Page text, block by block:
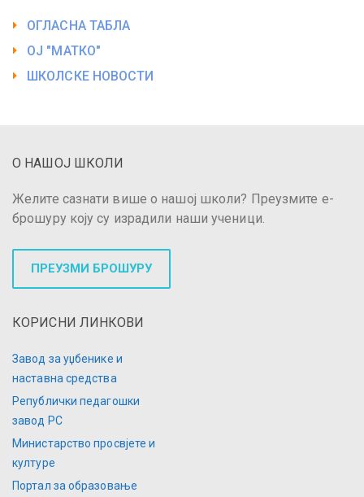
ОГЛАСНА ТАБЛА
ОЈ "МАТКО"
ШКОЛСКЕ НОВОСТИ
О НАШОЈ ШКОЛИ
Желите сазнати више о нашој школи? Преузмите е-
брошуру коју су израдили наши ученици.
ПРЕУЗМИ БРОШУРУ
КОРИСНИ ЛИНКОВИ
Завод за уџбенике и
наставна средства
Републички педагошки
завод РС
Министарство просвјете и
културе
Портал за образовање